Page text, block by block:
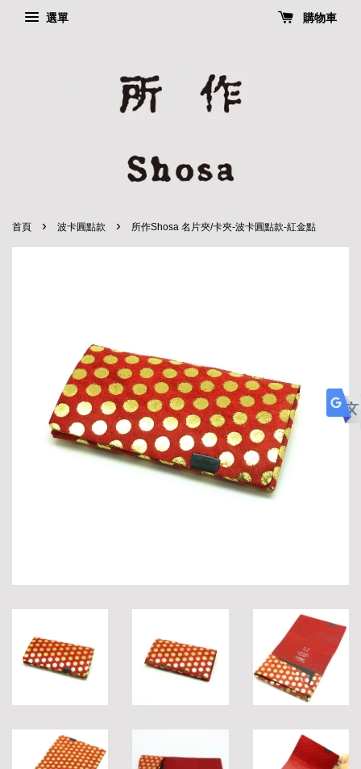
選單 購物車
首頁 › 波卡圓點款 › 所作Shosa 名片夾/卡夾-波卡圓點款-紅金點